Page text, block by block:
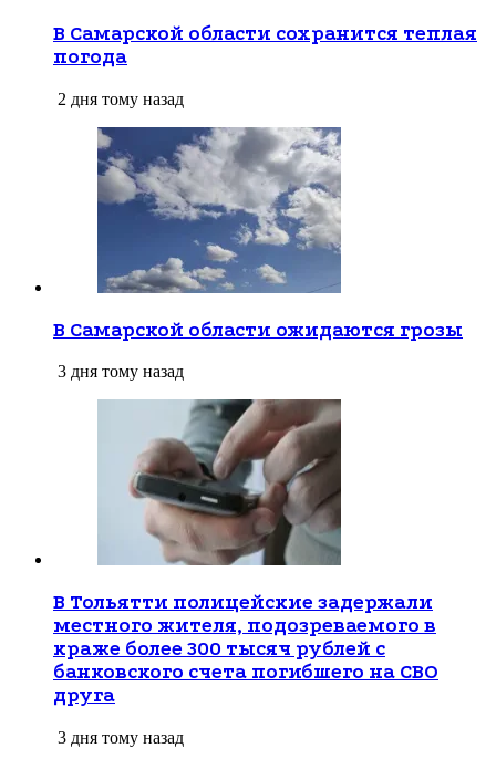
В Самарской области сохранится теплая
погода
2 дня тому назад
В Самарской области ожидаются грозы
3 дня тому назад
В Тольятти полицейские задержали
местного жителя, подозреваемого в
краже более 300 тысяч рублей с
банковского счета погибшего на СВО
друга
3 дня тому назад